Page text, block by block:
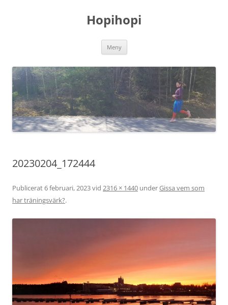
Hopihopi
Meny
20230204_172444
Publicerat6 februari, 2023vid 2316 × 1440 underGissa vem som
har träningsvärk?.